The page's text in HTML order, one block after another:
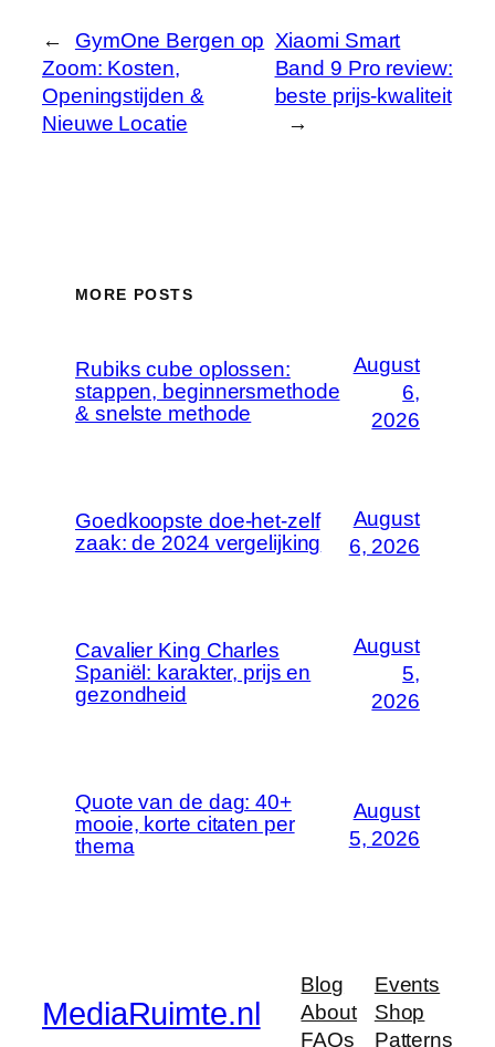
←
GymOne Bergen op
Zoom: Kosten,
Openingstijden &
Nieuwe Locatie
Xiaomi Smart
Band 9 Pro review:
beste prijs-kwaliteit
→
MORE POSTS
Rubiks cube oplossen:
stappen, beginnersmethode
& snelste methode
August
6,
2026
Goedkoopste doe-het-zelf
zaak: de 2024 vergelijking
August
6, 2026
Cavalier King Charles
Spaniël: karakter, prijs en
gezondheid
August
5,
2026
Quote van de dag: 40+
mooie, korte citaten per
thema
August
5, 2026
MediaRuimte.nl
Blog
About
FAQs
Events
Shop
Patterns